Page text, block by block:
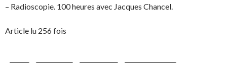
– Radioscopie. 100 heures avec Jacques Chancel.
Article lu 256 fois